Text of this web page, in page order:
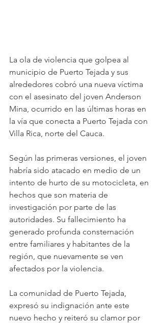
La ola de violencia que golpea al
municipio de Puerto Tejada y sus
alrededores cobró una nueva víctima
con el asesinato del joven Anderson
Mina, ocurrido en las últimas horas en
la vía que conecta a Puerto Tejada con
Villa Rica, norte del Cauca.
Según las primeras versiones, el joven
habría sido atacado en medio de un
intento de hurto de su motocicleta, en
hechos que son materia de
investigación por parte de las
autoridades. Su fallecimiento ha
generado profunda consternación
entre familiares y habitantes de la
región, que nuevamente se ven
afectados por la violencia.
La comunidad de Puerto Tejada,
expresó su indignación ante este
nuevo hecho y reiteró su clamor por